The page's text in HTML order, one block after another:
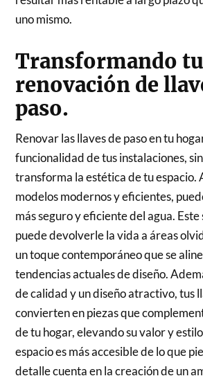
uno mismo.
Transformando
renovación de
paso.
Renovar las llaves de paso en tu
funcionalidad de tus instalaciones,
transforma la estética de tu espacio.
modelos modernos y eficientes,
más seguro y eficiente del agua.
puede devolverle la vida a áreas
un toque contemporáneo que se
tendencias actuales de diseño.
de calidad y un diseño atractivo, tus
convierten en piezas que
de tu hogar, elevando su valor y
espacio es más accesible de lo que
detalle cuenta en la creación de un